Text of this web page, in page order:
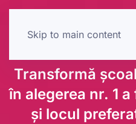
Skip to main content
Transformă
în alegerea nr. 1
și locul